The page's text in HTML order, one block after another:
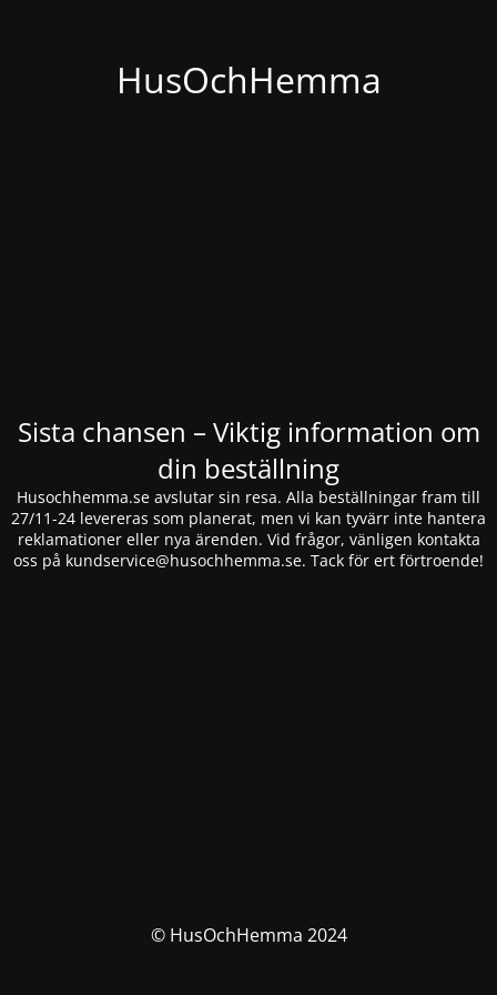
HusOchHemma
Sista chansen – Viktig information om
din beställning
Husochhemma.se avslutar sin resa. Alla beställningar fram till
27/11-24 levereras som planerat, men vi kan tyvärr inte hantera
reklamationer eller nya ärenden. Vid frågor, vänligen kontakta
oss på kundservice@husochhemma.se. Tack för ert förtroende!
© HusOchHemma 2024